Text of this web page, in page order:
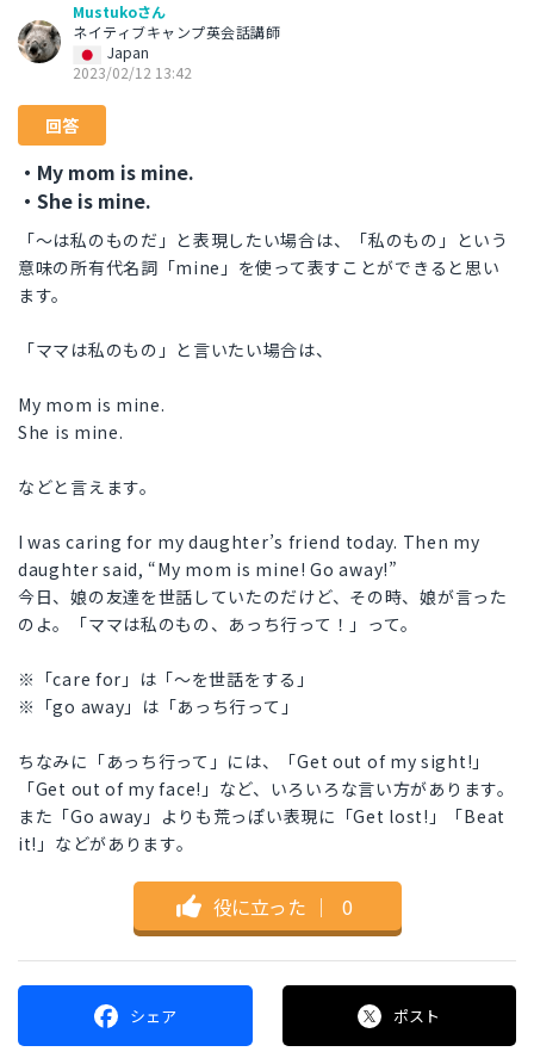
Mustukoさん
ネイティブキャンプ英会話講師
Japan
2023/02/12 13:42
回答
・My mom is mine.
・She is mine.
「〜は私のものだ」と表現したい場合は、「私のもの」という
意味の所有代名詞「mine」を使って表すことができると思い
ます。
「ママは私のもの」と言いたい場合は、
My mom is mine.
She is mine.
などと言えます。
I was caring for my daughter’s friend today. Then my
daughter said, “My mom is mine! Go away!”
今日、娘の友達を世話していたのだけど、その時、娘が言った
のよ。「ママは私のもの、あっち行って！」って。
※「care for」は「〜を世話をする」
※「go away」は「あっち行って」
ちなみに「あっち行って」には、「Get out of my sight!」
「Get out of my face!」など、いろいろな言い方があります。
また「Go away」よりも荒っぽい表現に「Get lost!」「Beat
it!」などがあります。
役に立った ｜ 0
シェア ポスト